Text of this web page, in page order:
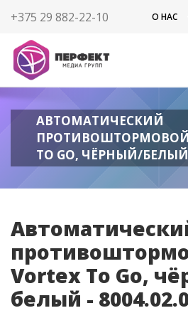
+375 29 882-22-10 О НАС
АВТОМАТИЧЕСКИЙ
ПРОТИВОШТОРМОВОЙ
TO GO, ЧЁРНЫЙ/БЕЛЫЙ
Vortex To Go,
белый -